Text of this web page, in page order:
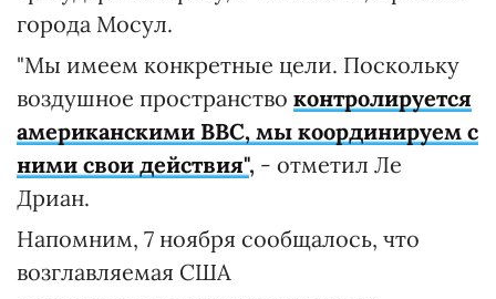
города Мосул.
"Мы имеем конкретные цели. Поскольку
воздушное пространство контролируется
американскими ВВС, мы координируем с
ними свои действия", - отметил Ле
Дриан.
Напомним, 7 ноября сообщалось, что
возглавляемая США